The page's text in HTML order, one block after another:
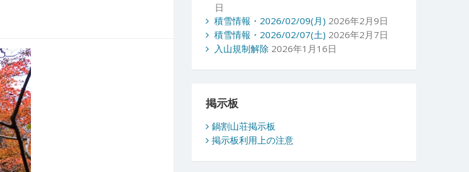
日
積雪情報・2026/02/09(月) 2026年2月9日
積雪情報・2026/02/07(土) 2026年2月7日
入山規制解除 2026年1月16日
掲示板
鍋割山荘掲示板
掲示板利用上の注意